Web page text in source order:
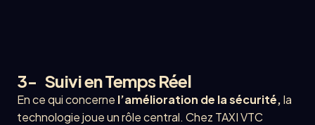
3- Suivi en Temps Réel
En ce qui concerne l’amélioration de la sécurité,la
technologie joue un rôle central. Chez TAXI VTC